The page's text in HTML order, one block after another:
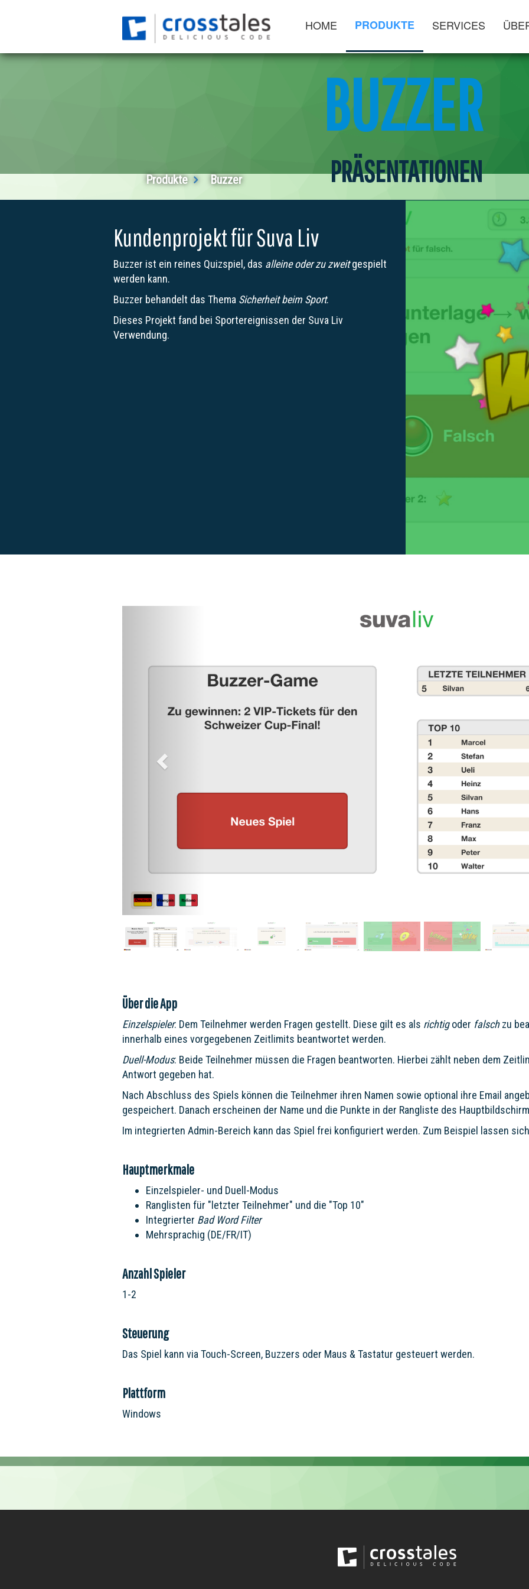
HOME PRODUKTE SERVICES
BUZZER
PRÄSENTATIONEN
Produkte Buzzer
Kundenprojekt für Suva Liv
Buzzer ist ein reines Quizspiel, das alleine oder zu zweitgespielt
werden kann.
Buzzer behandelt das Thema Sicherheit beim Sport.
Dieses Projekt fand bei Sportereignissen der Suva Liv
Verwendung.
Über die App
Einzelspieler: Dem Teilnehmer werden Fragen gestellt. Diese gilt es als richtigoder falschzu
innerhalb eines vorgegebenen Zeitlimits beantwortet werden.
Duell-Modus: Beide Teilnehmer müssen die Fragen beantworten. Hierbei zählt neben dem
Antwort gegeben hat.
Nach Abschluss des Spiels können die Teilnehmer ihren Namen sowie optional ihre Email
gespeichert. Danach erscheinen der Name und die Punkte in der Rangliste des
Im integrierten Admin-Bereich kann das Spiel frei konfiguriert werden. Zum Beispiel lassen
Hauptmerkmale
Einzelspieler- und Duell-Modus
Ranglisten für "letzter Teilnehmer" und die "Top 10"
Integrierter Bad Word Filter
Mehrsprachig (DE/FR/IT)
Anzahl Spieler
1-2
Steuerung
Das Spiel kann via Touch-Screen, Buzzers oder Maus & Tastatur gesteuert werden.
Plattform
Windows